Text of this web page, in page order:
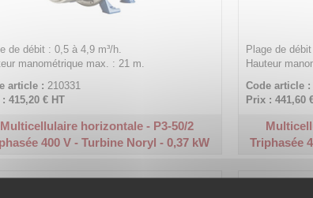
de débit : 0,5 à 4,9 m³/h.
manométrique max. : 21 m.
article : 210331
: 415,20 € HT
Multicellulaire horizontale - P3-50/2
400 V - Turbine Noryl - 0,37 kW
Plage de
Hauteur
Code article :
Prix : 441,60
Triphasée